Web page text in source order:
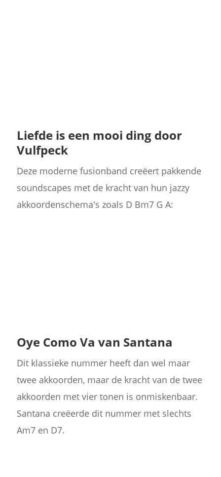
Liefde is een mooi ding door
Vulfpeck
Deze moderne fusionband creëert pakkende
soundscapes met de kracht van hun jazzy
akkoordenschema's zoals D Bm7 G A:
Oye Como Va van Santana
Dit klassieke nummer heeft dan wel maar
twee akkoorden, maar de kracht van de twee
akkoorden met vier tonen is onmiskenbaar.
Santana creëerde dit nummer met slechts
Am7 en D7.